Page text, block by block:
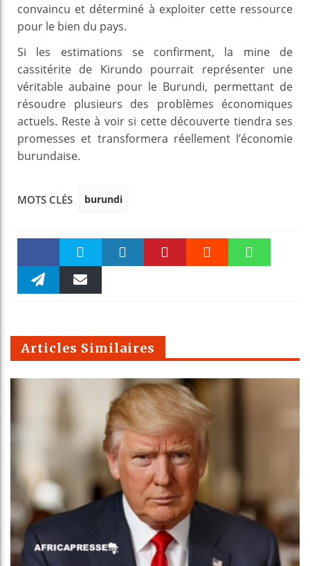
convaincu et déterminé à exploiter cette ressource
pour le bien du pays.
Si les estimations se confirment, la mine de
cassitérite de Kirundo pourrait représenter une
véritable aubaine pour le Burundi, permettant de
résoudre plusieurs des problèmes économiques
actuels. Reste à voir si cette découverte tiendra ses
promesses et transformera réellement l’économie
burundaise.
MOTS CLÉS burundi
Faceboo Twitter
m
Articles Similaires